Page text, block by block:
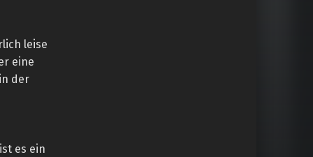
leise
eine
der
es ein